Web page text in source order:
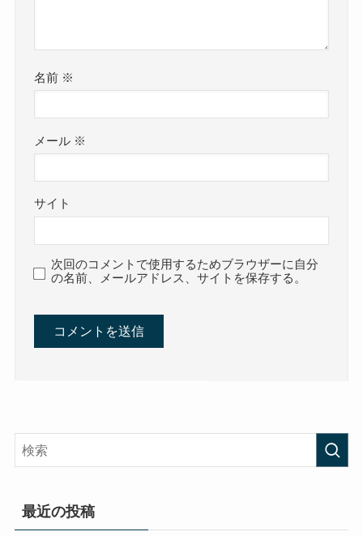
名前 ※
メール ※
サイト
次回のコメントで使用するためブラウザーに自分
の名前、メールアドレス、サイトを保存する。
最近の投稿